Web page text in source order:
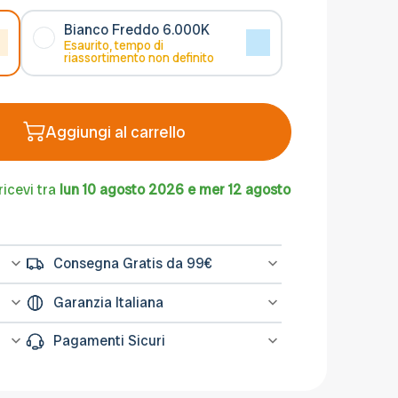
Bianco Freddo 6.000K
Esaurito, tempo di
riassortimento non definito
Aggiungi al carrello
tra lun 10 agosto 2026 e mer 12 agosto
Consegna Gratis da 99€
minimo 99€
Garanzia Italiana
L’assistenza per tutti i prodotti avviene in
Italia, il nostro servizio post-vendita è a
Pagamenti Sicuri